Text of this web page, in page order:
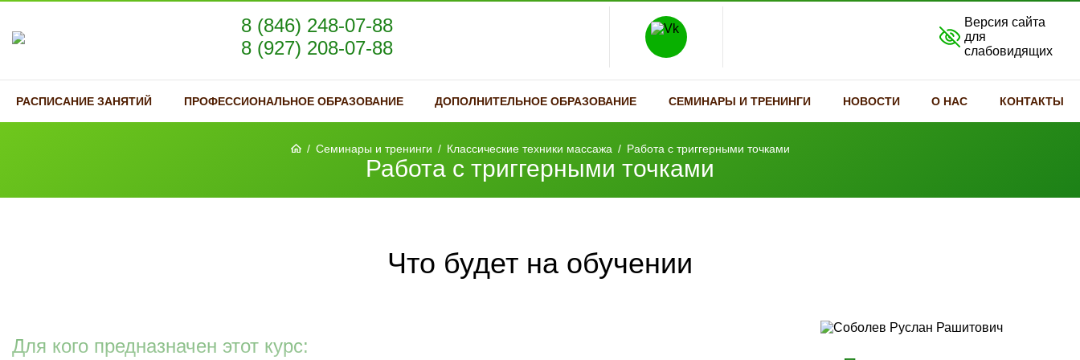
8 (846) 248-07-88
8 (927) 208-07-88
Версия сайта
для
слабовидящих
РАСПИСАНИЕ ЗАНЯТИЙ ПРОФЕССИОНАЛЬНОЕ ОБРАЗОВАНИЕ ДОПОЛНИТЕЛЬНОЕ ОБРАЗОВАНИЕ СЕМИНАРЫ И ТРЕНИНГИ НОВОСТИ О НАС КОНТАКТЫ
/ Семинары и тренинги / Классические техники массажа / Работа с триггерными точками
Работа с триггерными точками
Что будет на обучении
Для кого предназначен этот курс: